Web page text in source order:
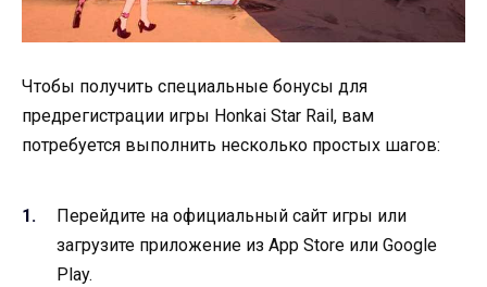
Чтобы получить специальные бонусы для
предрегистрации игры Honkai Star Rail, вам
потребуется выполнить несколько простых шагов:
Перейдите на официальный сайт игры или
загрузите приложение из App Store или Google
Play.